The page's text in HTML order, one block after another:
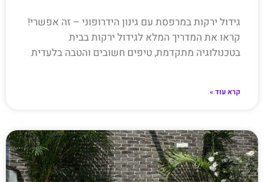
גידול ירקות במרפסת עם גינון הידרופוני – זה אפשרי!
קראו את המדריך המלא לגידול ירקות בבית
בטכנולוגיה מתקדמת, טיפים חשובים והטבה בלעדית
קרא עוד »